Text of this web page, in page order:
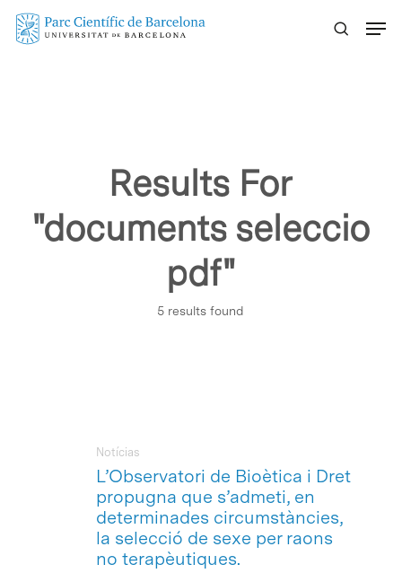
Skip
Results For
"documents seleccio
pdf"
5 results found
L’Observatori de Bioètica i Dret
propugna que s’admeti, en
determinades circumstàncies,
la selecció de sexe per raons
no terapèutiques.
Notícias